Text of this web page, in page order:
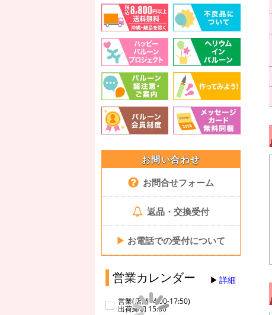
お問い合わせ
お問合せフォーム
返品・交換受付
▶ お電話での受付について
営業カレンダー 詳細
営業(店舗14:00-17:50)
出荷締切 15:00